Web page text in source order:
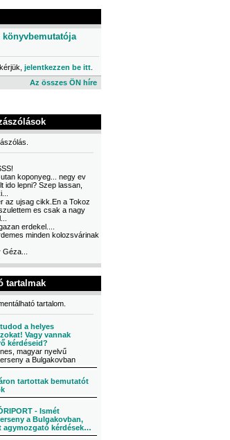
könyvbemutatója
jelentkezzen be itt
Az összes ÖN híre
koponyeg... negy ev
ido lepni? Szep lassan,
az ujsag cikk.En a Tokoz
es csak a nagy
erdekel....
minden kolozsvárinak
tartalmak
tartalom.
a helyes
Vagy vannak
kérdéseid?
magyar nyelvű
a Bulgakovban
tartottak bemutatót
- Ismét
a Bulgakovban,
agymozgató kérdések…